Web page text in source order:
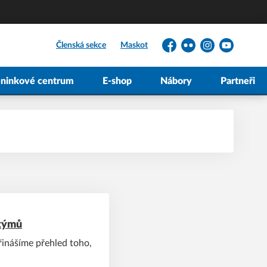
Členská sekce Maskot
Facebook
FlickrInstagramYouTube
centrum E-shop Nábory Partneři
přehled toho,